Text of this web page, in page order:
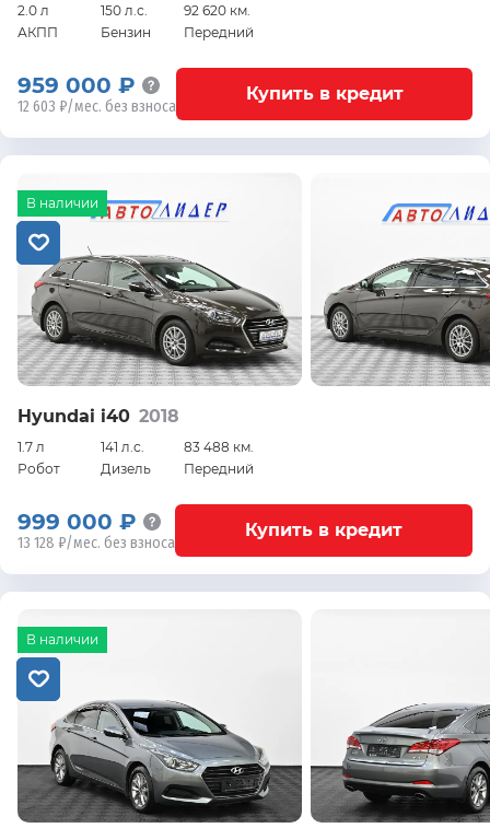
2.0 л 150 л.с.
92 620 км.
АКПП
Бензин Передний
Купить в кредит
959 000 ₽
12 603 ₽/мес. без взноса
Hyundai i40 2018
1.7 л 141 л.с.
83 488 км.
Робот
Дизель Передний
В наличии
Купить в кредит
999 000 ₽
13 128 ₽/мес. без взноса
В наличии